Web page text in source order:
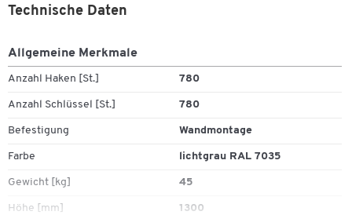
Weitere Details:
Farbe: jeweils lichtgrau (RAL 7035)
780 Schlüsselhaken: Maße (B/T/H): 730 x 250 x 1300 mm,
940 Schlüsselhaken: Maße (B/T/H): 730 x 250 x 1300 mm,
Gewicht: 51 kg
Technische Daten
Allgemeine Merkmale
Anzahl Haken [St.] 780
Anzahl Schlüssel [St.] 780
Befestigung Wandmontage
Farbe lichtgrau RAL 7035
Gewicht [kg] 45
Höhe [mm] 1300